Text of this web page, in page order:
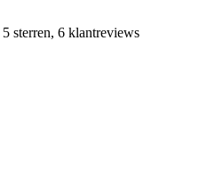
sterren, 6 klantreviews